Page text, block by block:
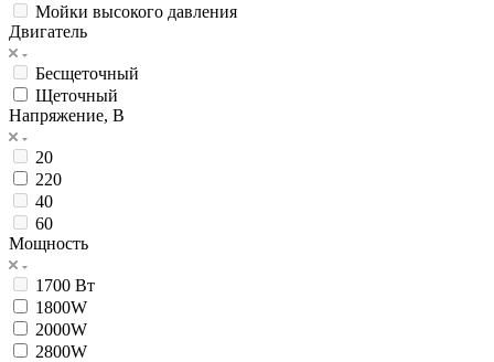
Мойки высокого давления
Двигатель
Бесщеточный
Щеточный
Напряжение, В
20
220
40
60
Мощность
1700 Вт
1800W
2000W
2800W